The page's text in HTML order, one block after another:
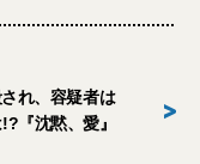
れ、容疑者は
『沈黙、愛』
>